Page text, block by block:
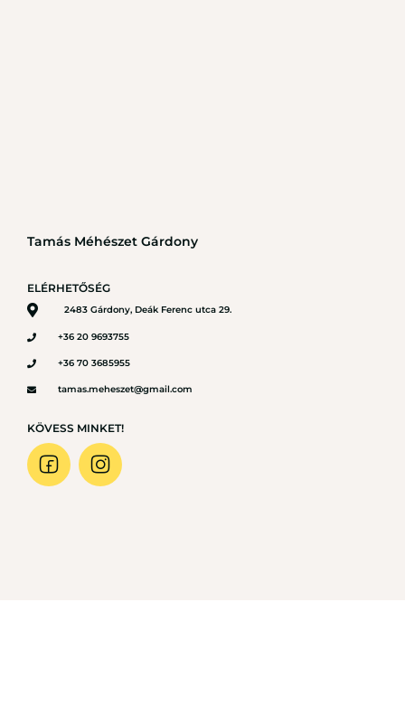
Tamás Méhészet Gárdony
ELÉRHETŐSÉG
2483 Gárdony, Deák Ferenc utca 29.
+36 20 9693755
+36 70 3685955
tamas.meheszet@gmail.com
KÖVESS MINKET!